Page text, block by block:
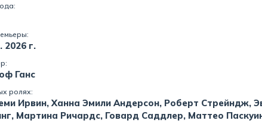
2026 г.
Ганс
ролях:
Ирвин, Ханна Эмили Андерсон, Роберт Стрейндж,
Мартина Ричардс, Говард Саддлер, Маттео